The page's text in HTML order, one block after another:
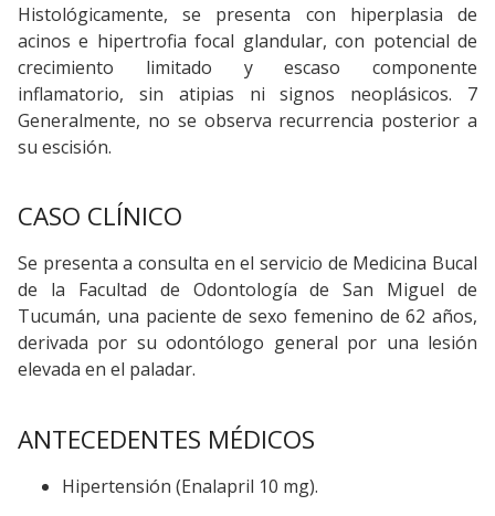
Histológicamente, se presenta con hiperplasia de
acinos e hipertrofia focal glandular, con potencial de
crecimiento limitado y escaso componente
inflamatorio, sin atipias ni signos neoplásicos. 7
Generalmente, no se observa recurrencia posterior a
su escisión.
CASO CLÍNICO
Se presenta a consulta en el servicio de Medicina Bucal
de la Facultad de Odontología de San Miguel de
Tucumán, una paciente de sexo femenino de 62 años,
derivada por su odontólogo general por una lesión
elevada en el paladar.
ANTECEDENTES MÉDICOS
Hipertensión (Enalapril 10 mg).